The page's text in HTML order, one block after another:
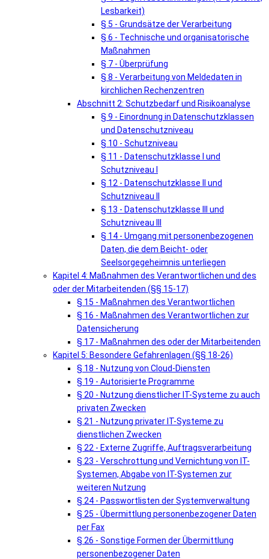
Lesbarkeit)
§ 5 - Grundsätze der Verarbeitung
§ 6 - Technische und organisatorische
Maßnahmen
§ 7 - Überprüfung
§ 8 - Verarbeitung von Meldedaten in
kirchlichen Rechenzentren
Abschnitt 2: Schutzbedarf und Risikoanalyse
§ 9 - Einordnung in Datenschutzklassen
und Datenschutzniveau
§ 10 - Schutzniveau
§ 11 - Datenschutzklasse I und
Schutzniveau I
§ 12 - Datenschutzklasse II und
Schutzniveau II
§ 13 - Datenschutzklasse III und
Schutzniveau III
§ 14 - Umgang mit personenbezogenen
Daten, die dem Beicht- oder
Seelsorgegeheimnis unterliegen
Kapitel 4: Maßnahmen des Verantwortlichen und des
oder der Mitarbeitenden (§§ 15-17)
§ 15 - Maßnahmen des Verantwortlichen
§ 16 - Maßnahmen des Verantwortlichen zur
Datensicherung
§ 17 - Maßnahmen des oder der Mitarbeitenden
Kapitel 5: Besondere Gefahrenlagen (§§ 18-26)
§ 18 - Nutzung von Cloud-Diensten
§ 19 - Autorisierte Programme
§ 20 - Nutzung dienstlicher IT-Systeme zu auch
privaten Zwecken
§ 21 - Nutzung privater IT-Systeme zu
dienstlichen Zwecken
§ 22 - Externe Zugriffe, Auftragsverarbeitung
§ 23 - Verschrottung und Vernichtung von IT-
Systemen, Abgabe von IT-Systemen zur
weiteren Nutzung
§ 24 - Passwortlisten der Systemverwaltung
§ 25 - Übermittlung personenbezogener Daten
per Fax
§ 26 - Sonstige Formen der Übermittlung
personenbezogener Daten